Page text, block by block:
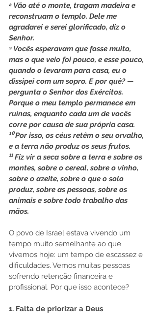
⁸ Vão até o monte, tragam madeira e
reconstruam o templo. Dele me
agradarei e serei glorificado, diz o
Senhor.
⁹ Vocês esperavam que fosse muito,
mas o que veio foi pouco, e esse pouco,
quando o levaram para casa, eu o
dissipei com um sopro. E por quê? —
pergunta o Senhor dos Exércitos.
Porque o meu templo permanece em
ruínas, enquanto cada um de vocês
corre por causa de sua própria casa.
¹⁰ Por isso, os céus retêm o seu orvalho,
e a terra não produz os seus frutos.
¹¹ Fiz vir a seca sobre a terra e sobre os
montes, sobre o cereal, sobre o vinho,
sobre o azeite, sobre o que o solo
produz, sobre as pessoas, sobre os
animais e sobre todo trabalho das
mãos.
O povo de Israel estava vivendo um
tempo muito semelhante ao que
vivemos hoje: um tempo de escassez e
dificuldades. Vemos muitas pessoas
sofrendo retenção financeira e
profissional. Por que isso acontece?
1. Falta de priorizar a Deus